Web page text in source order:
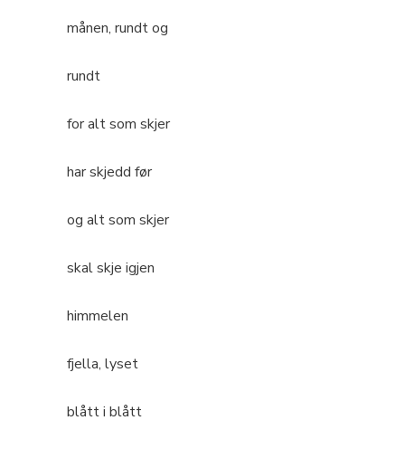
månen, rundt og
rundt
for alt som skjer
har skjedd før
og alt som skjer
skal skje igjen
himmelen
fjella, lyset
blått i blått